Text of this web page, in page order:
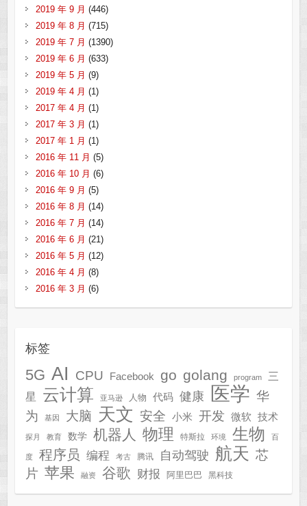
2019 年 9 月 (446)
2019 年 8 月 (715)
2019 年 7 月 (1390)
2019 年 6 月 (633)
2019 年 5 月 (9)
2019 年 4 月 (1)
2017 年 4 月 (1)
2017 年 3 月 (1)
2017 年 1 月 (1)
2016 年 11 月 (5)
2016 年 10 月 (6)
2016 年 9 月 (5)
2016 年 8 月 (14)
2016 年 7 月 (14)
2016 年 6 月 (21)
2016 年 5 月 (12)
2016 年 4 月 (8)
2016 年 3 月 (6)
标签
5G AI CPU Facebook go golang program
三
星
云计算 亚马逊 人物 代码 健康 医学 华
为
基因 大脑 天文 安全 小米 开发 微软 技术
探月 教育 数学 机器人 物理 特斯拉 环境 生物 百
度 程序员 编程 考古 腾讯 自动驾驶 航天 芯
片 苹果 融资 谷歌 财报 阿里巴巴 黑科技